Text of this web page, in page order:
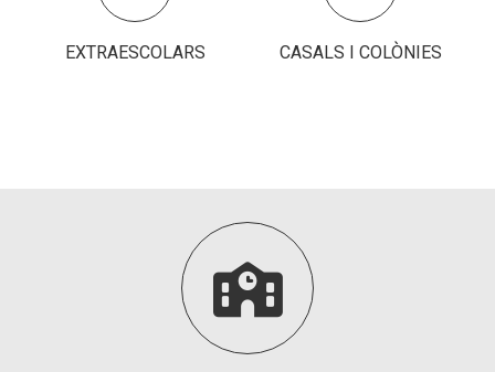
EXTRAESCOLARS CASALS I COLÒNIES

Butlletins